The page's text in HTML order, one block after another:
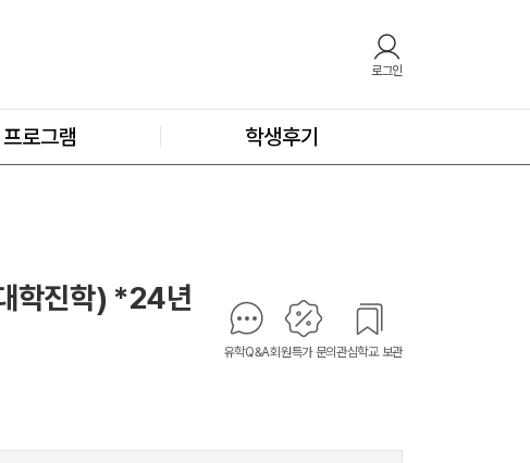
로그인
프로그램 학생후기
진학) *24년
유학Q&A회원특가 문의관심학교 보관